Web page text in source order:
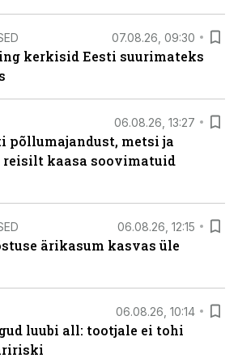
07.08.26, 09:30
kerkisid Eesti suurimateks
06.08.26, 13:27
põllumajandust, metsi ja
reisilt kaasa soovimatuid
06.08.26, 12:15
ärikasum kasvas üle
06.08.26, 10:14
luubi all: tootjale ei tohi